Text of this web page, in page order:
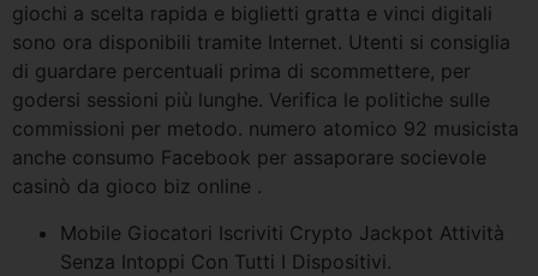
giochi a scelta rapida e biglietti gratta e vinci digitali
sono ora disponibili tramite Internet. Utenti si consiglia
di guardare percentuali prima di scommettere, per
godersi sessioni più lunghe. Verifica le politiche sulle
commissioni per metodo. numero atomico 92 musicista
anche consumo Facebook per assaporare socievole
casinò da gioco biz online .
Mobile Giocatori Iscriviti Crypto Jackpot Attività
Senza Intoppi Con Tutti I Dispositivi.